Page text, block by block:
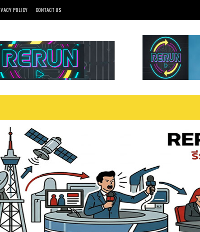
POLICY CONTACT US